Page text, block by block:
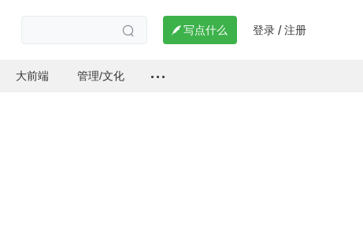
  写点什么 登录 / 注册
大前端 管理/文化